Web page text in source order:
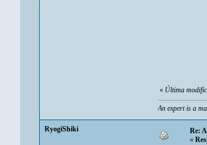
« Última
An expert is a
RyogiShiki
Re:
«